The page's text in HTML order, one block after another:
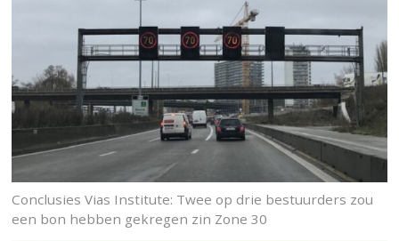
Conclusies Vias Institute: Twee op drie bestuurders zou
een bon hebben gekregen zin Zone 30